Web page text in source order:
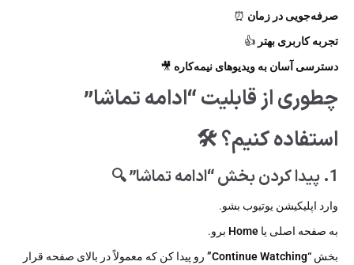
صرفه‌جویی در زمان ⏰
تجربه کاربری بهتر 👍
دسترسی آسان به ویدیوهای نیمه‌کاره 🎥
چطوری از قابلیت “ادامه تماشا”
استفاده کنیم؟ 🛠️
1. پیدا کردن بخش “ادامه تماشا” 🔍
وارد اپلیکیشن یوتیوب بشو.
به صفحه اصلی یا Home برو.
بخش “Continue Watching”
رو پیدا کن که معمولاً در بالای صفحه قرار